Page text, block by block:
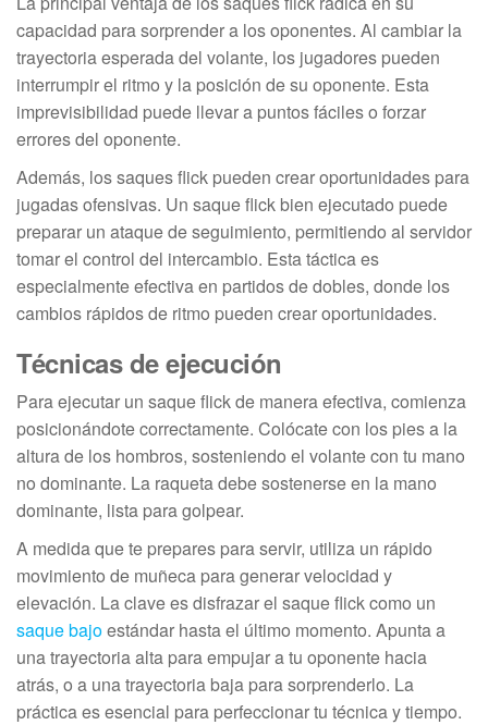
capacidad para sorprender a los oponentes. Al cambiar la
trayectoria esperada del volante, los jugadores pueden
interrumpir el ritmo y la posición de su oponente. Esta
imprevisibilidad puede llevar a puntos fáciles o forzar
errores del oponente.
Además, los saques flick pueden crear oportunidades para
jugadas ofensivas. Un saque flick bien ejecutado puede
preparar un ataque de seguimiento, permitiendo al servidor
tomar el control del intercambio. Esta táctica es
especialmente efectiva en partidos de dobles, donde los
cambios rápidos de ritmo pueden crear oportunidades.
Técnicas de ejecución
Para ejecutar un saque flick de manera efectiva, comienza
posicionándote correctamente. Colócate con los pies a la
altura de los hombros, sosteniendo el volante con tu mano
no dominante. La raqueta debe sostenerse en la mano
dominante, lista para golpear.
A medida que te prepares para servir, utiliza un rápido
movimiento de muñeca para generar velocidad y
elevación. La clave es disfrazar el saque flick como un
saque bajoestándar hasta el último momento. Apunta a
una trayectoria alta para empujar a tu oponente hacia
atrás, o a una trayectoria baja para sorprenderlo. La
práctica es esencial para perfeccionar tu técnica y tiempo.